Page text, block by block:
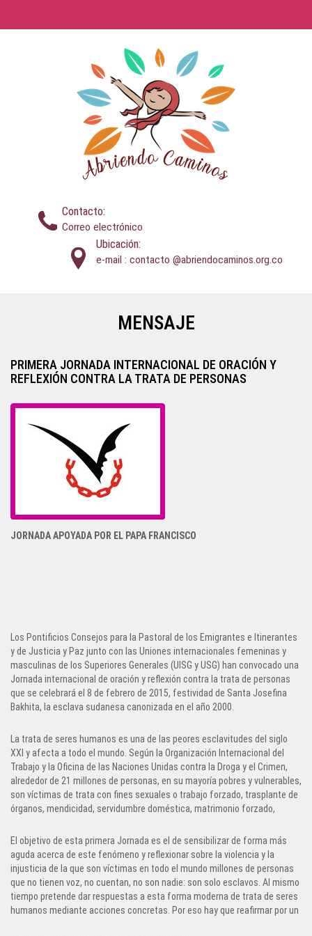
Contacto:
Correo electrónico
Ubicación:
e-mail : contacto @abriendocaminos.org.co
MENSAJE
PRIMERA JORNADA INTERNACIONAL DE ORACIÓN Y
REFLEXIÓN CONTRA LA TRATA DE PERSONAS
JORNADA APOYADA POR EL PAPA FRANCISCO
Los Pontificios Consejos para la Pastoral de los Emigrantes e Itinerantes
y de Justicia y Paz junto con las Uniones internacionales femeninas y
masculinas de los Superiores Generales (UISG y USG) han convocado una
Jornada internacional de oración y reflexión contra la trata de personas
que se celebrará el 8 de febrero de 2015, festividad de Santa Josefina
Bakhita, la esclava sudanesa canonizada en el año 2000.
La trata de seres humanos es una de las peores esclavitudes del siglo
XXI y afecta a todo el mundo. Según la Organización Internacional del
Trabajo y la Oficina de las Naciones Unidas contra la Droga y el Crimen,
alrededor de 21 millones de personas, en su mayoría pobres y vulnerables,
son víctimas de trata con fines sexuales o trabajo forzado, trasplante de
órganos, mendicidad, servidumbre doméstica, matrimonio forzado,
medio de personas son víctimas de tráfico de seres humanos o reducidas
a la esclavitud; el sesenta por ciento son mujeres o menores. Para los
traficantes y los explotadores la trata es una de las actividades más
lucrativas, rinde unos treinta y dos billones de dólares anuales y es el
tercer negocio más rentable después del tráfico de drogas y de armas.
El objetivo de esta primera Jornada es el de sensibilizar de forma más
aguda acerca de este fenómeno y reflexionar sobre la violencia y la
injusticia de la que son víctimas en todo el mundo millones de personas
que no tienen voz, no cuentan, no son nadie: son solo esclavos. Al mismo
tiempo pretende dar respuestas a esta forma moderna de trata de seres
humanos mediante acciones concretas. Por eso hay que reafirmar por un